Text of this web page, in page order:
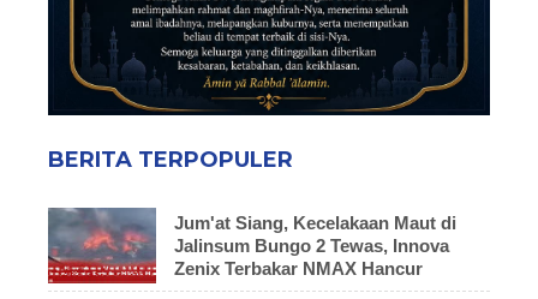
BERITA TERPOPULER
Jum'at Siang, Kecelakaan Maut di
Jalinsum Bungo 2 Tewas, Innova
Zenix Terbakar NMAX Hancur